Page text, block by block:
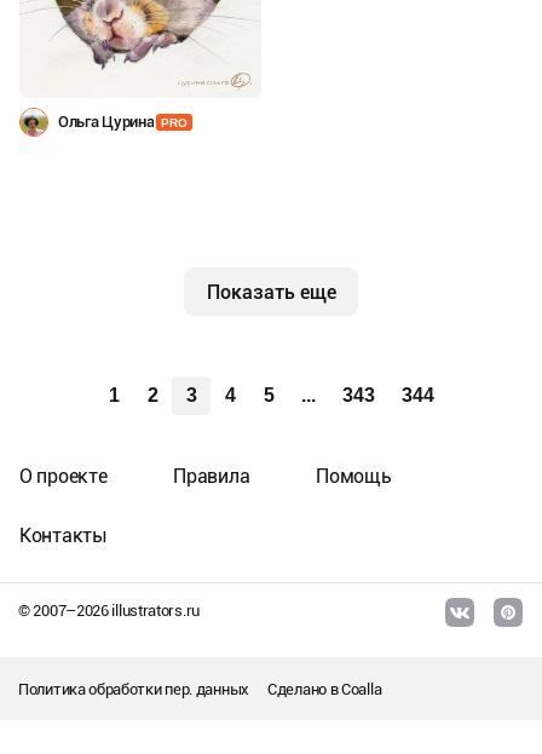
Ольга Цурина PRO
Показать еще
1 2 3 4 5 ... 343 344
© 2007–2026illustrators.ru
О проекте Правила Помощь
Контакты
Политика обработки пер. данных Сделано вCoalla